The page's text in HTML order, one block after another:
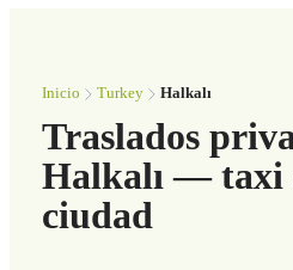
Inicio Turkey Halkalı
Traslados
Halkalı — taxi
ciudad